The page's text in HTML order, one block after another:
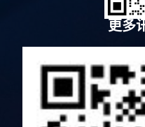
更多